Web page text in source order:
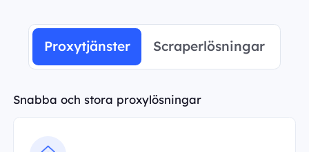
Proxytjänster Scraperlösningar
Snabba och stora proxylösningar